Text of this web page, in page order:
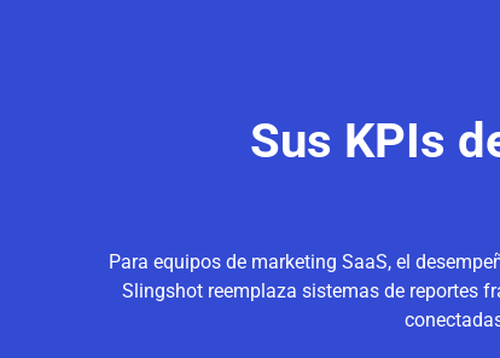
Sus KPIs
Para equipos de marketing SaaS, el
Slingshot reemplaza sistemas de reportes